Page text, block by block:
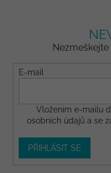
E-mail
Vložením e-mailu
osobních údajů a se
PŘIHLÁSIT SE